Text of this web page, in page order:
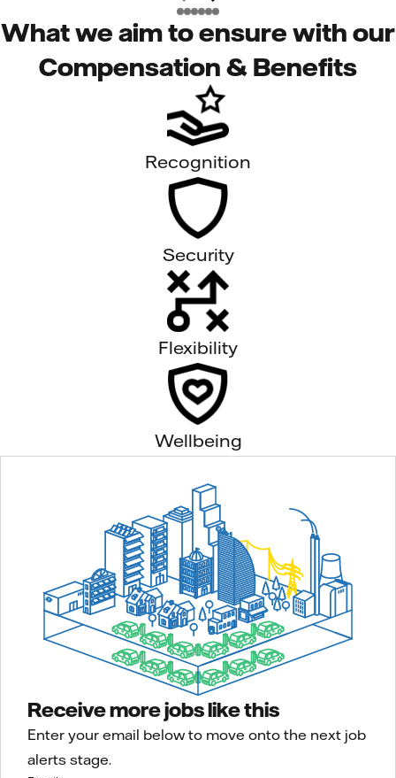
What we aim to ensure with our
Compensation & Benefits
Recognition
Security
Flexibility
Wellbeing
Receive more jobs like this
Enter your email below to move onto the next job
alerts stage.